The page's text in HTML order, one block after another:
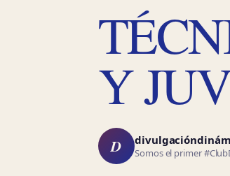
Y
D Somos el primer